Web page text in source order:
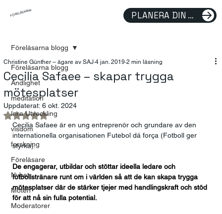
FÖRELÄSARNA PLANERA DIN FÖRELÄSNING
Föreläsarna blogg
Andlighet
meditation
Inre Utveckling
visdom
forskning
Föreläsare
Nyhet
Möten
Moderatorer
Föreläsarna blogg
Cecilia Safaee – skapar trygga
mötesplatser
Christine Günther – ägare av SAJ 4 jan. 2019 2 min läsning
Uppdaterat: 6 okt. 2024
Betygsatt till NaN av 5 stjärnor.
Cecilia Safaee är en ung entreprenör och grundare av den
internationella organisationen Futebol dá força (Fotboll ger
styrka).
De engagerar, utbildar och stöttar ideella ledare och
fotbollstränare runt om i världen så att de kan skapa trygga
mötesplatser där de stärker tjejer med handlingskraft och stöd
för att nå sin fulla potential.